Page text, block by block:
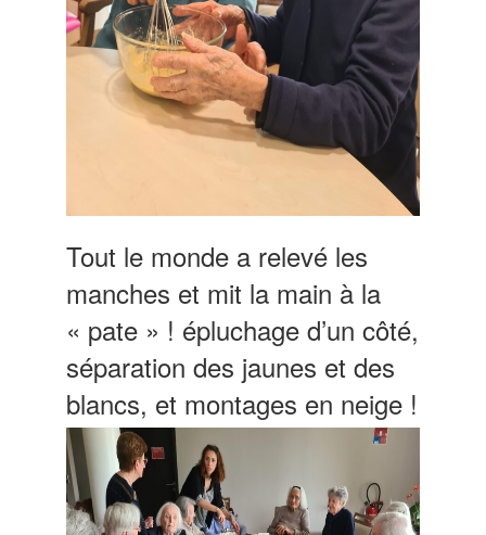
Tout le monde a relevé les
manches et mit la main à la
« pate » ! épluchage d’un côté,
séparation des jaunes et des
blancs, et montages en neige !